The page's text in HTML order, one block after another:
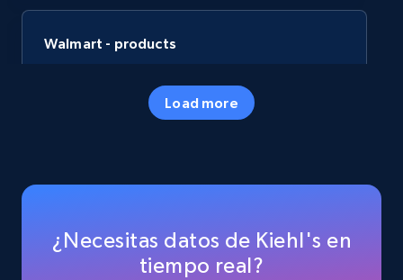
Walmart - products
Specifications, Image urls, Top reviews, and
Load more
¿Necesitas datos de Kiehl's en
tiempo real?